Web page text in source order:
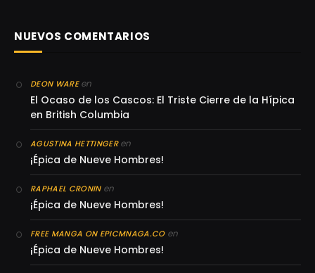
NUEVOS COMENTARIOS
DEON WAREen
El Ocaso de los Cascos: El Triste Cierre de la Hípica
en British Columbia
AGUSTINA HETTINGERen
¡Épica de Nueve Hombres!
RAPHAEL CRONINen
¡Épica de Nueve Hombres!
FREE MANGA ON EPICMNAGA.COen
¡Épica de Nueve Hombres!